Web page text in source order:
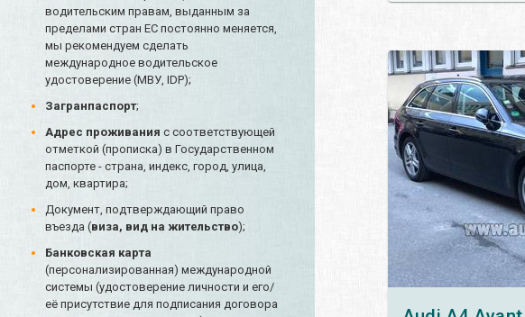
водительским правам, выданным за
пределами стран ЕС постоянно меняется,
мы рекомендуем сделать
международное водительское
удостоверение (МВУ, IDP);
Загранпаспорт;
Адрес проживания с соответствующей
отметкой (прописка) в Государственном
паспорте - страна, индекс, город, улица,
дом, квартира;
Документ, подтверждающий право
въезда (виза, вид на жительство);
Банковская карта
(персонализированная) международной
системы (удостоверение личности и его/
её присутствие для подписания договора